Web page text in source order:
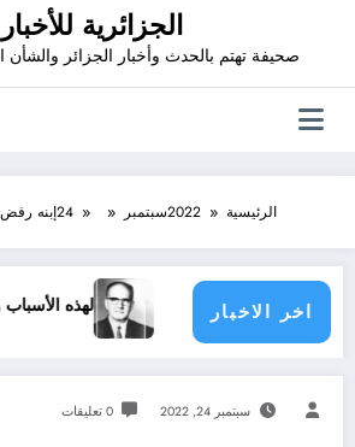
الجزائرية للأخبار
صحيفة تهتم بالحدث وأخبار الجزائر والشأن
الرئيسية 2022سبتمبر 24إبنه
اخر الاخبار
الرياضية لهذه الأسباب وقع
سبتمبر 24, 2022 0 تعليقات